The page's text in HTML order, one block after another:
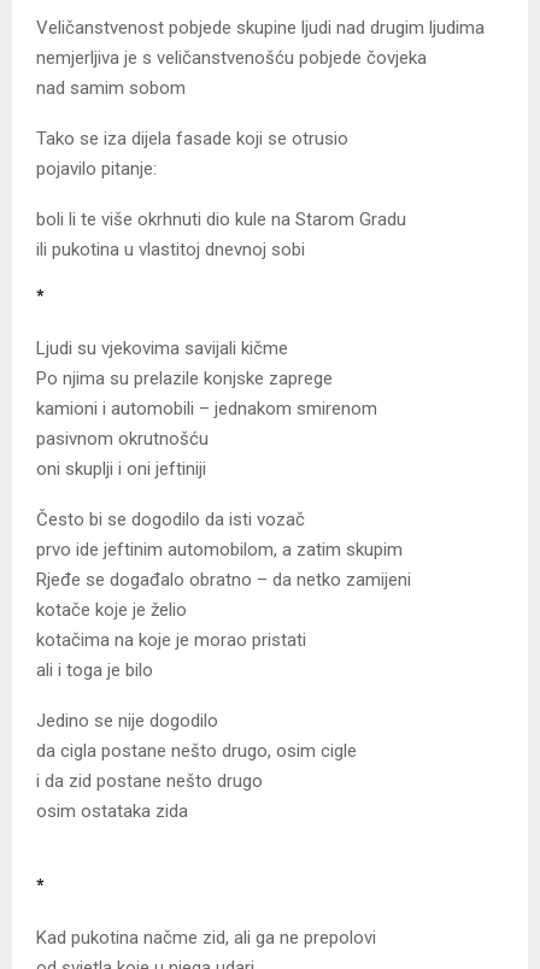
Veličanstvenost pobjede skupine ljudi nad drugim ljudima
nemjerljiva je s veličanstvenošću pobjede čovjeka
nad samim sobom
Tako se iza dijela fasade koji se otrusio
pojavilo pitanje:
boli li te više okrhnuti dio kule na Starom Gradu
ili pukotina u vlastitoj dnevnoj sobi
*
Ljudi su vjekovima savijali kičme
Po njima su prelazile konjske zaprege
kamioni i automobili – jednakom smirenom
pasivnom okrutnošću
oni skuplji i oni jeftiniji
Često bi se dogodilo da isti vozač
prvo ide jeftinim automobilom, a zatim skupim
Rjeđe se događalo obratno – da netko zamijeni
kotače koje je želio
kotačima na koje je morao pristati
ali i toga je bilo
Jedino se nije dogodilo
da cigla postane nešto drugo, osim cigle
i da zid postane nešto drugo
osim ostataka zida
*
Kad pukotina načme zid, ali ga ne prepolovi